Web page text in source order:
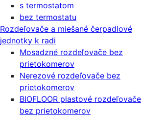
s termostatom
bez termostatu
Rozdeľovače a miešané čerpadlové
jednotky k radi
Mosadzné rozdeľovače bez
prietokomerov
Nerezové rozdeľovače bez
prietokomerov
BIOFLOOR plastové rozdeľovače
bez prietokomerov